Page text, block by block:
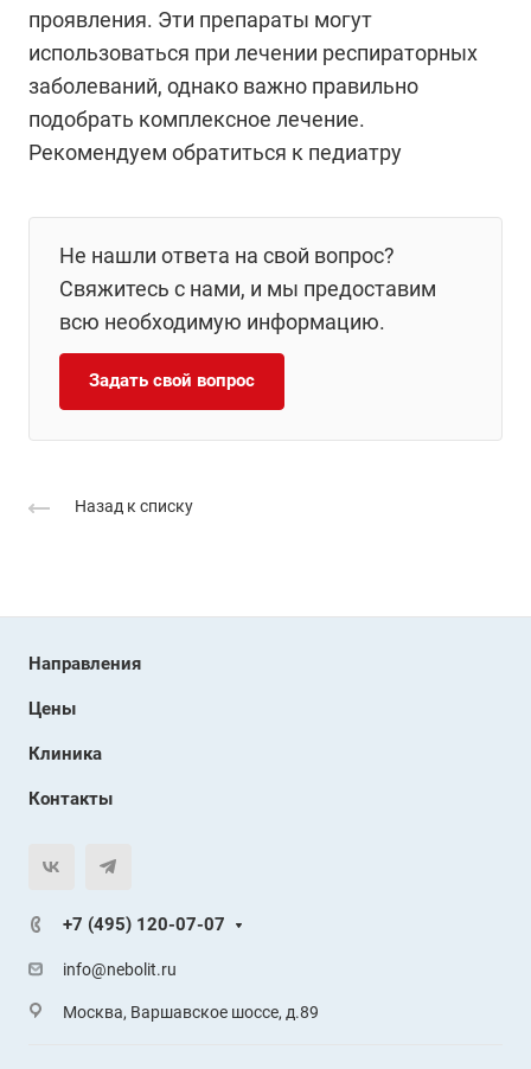
проявления. Эти препараты могут
использоваться при лечении респираторных
заболеваний, однако важно правильно
подобрать комплексное лечение.
Рекомендуем обратиться к педиатру
Не нашли ответа на свой вопрос?
Свяжитесь с нами, и мы предоставим
всю необходимую информацию.
Задать свой вопрос
Назад к списку
Направления
Цены
Клиника
Контакты
+7 (495) 120-07-07
info@nebolit.ru
Москва, Варшавское шоссе, д.89